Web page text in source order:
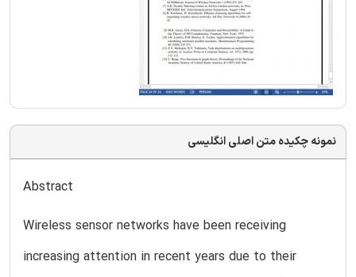
نمونه چکیده متن اصلی انگلیسی
Abstract
Wireless sensor networks have been receiving
increasing attention in recent years due to their